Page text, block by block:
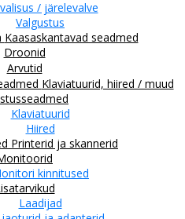
/ järelevalve
Valgustus
Kaasaskantavad seadmed
Droonid
Arvutid
Klaviatuurid, hiired / muud
Klaviatuurid
Hiired
Printerid ja skannerid
kinnitused
Laadijad